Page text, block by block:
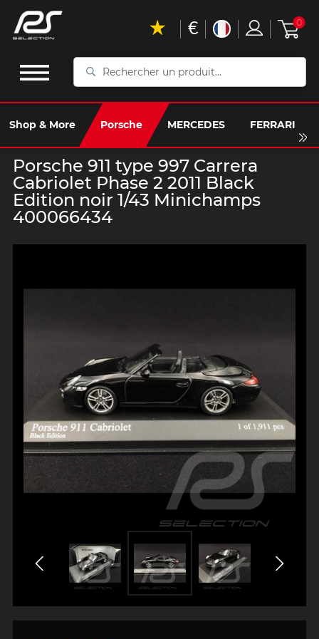
Rechercher
produit...
Shop & More Porsche MERCEDES FERRARI
€ 0
Porsche 911 type 997 Carrera
Cabriolet Phase 2 2011 Black
Edition noir 1/43 Minichamps
400066434